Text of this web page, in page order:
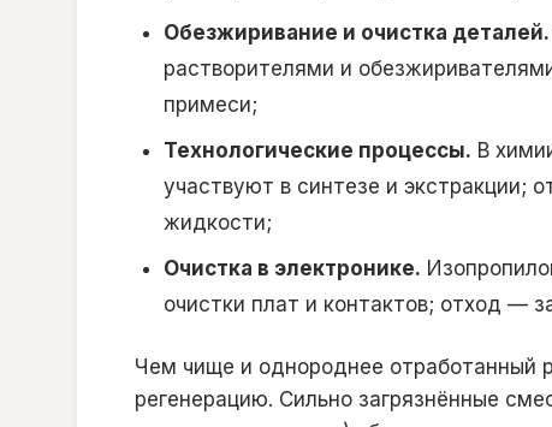
Обезжиривание и очистка деталей.
растворителями и
примеси;
Технологические процессы. В
участвуют в синтезе и экстракции;
жидкости;
Очистка в электронике.
очистки плат и контактов; отход —
Чем чище и однороднее отработанный
регенерацию. Сильно загрязнённые